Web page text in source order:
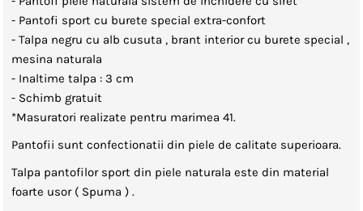
- Pantofi sport cu burete special extra-confort
- Talpa negru cu alb cusuta , brant interior cu burete special ,
mesina naturala
- Inaltime talpa : 3 cm
- Schimb gratuit
*Masuratori realizate pentru marimea 41.
Pantofii sunt confectionatii din piele de calitate superioara.
Talpa pantofilor sport din piele naturala este din material
foarte usor ( Spuma ) .